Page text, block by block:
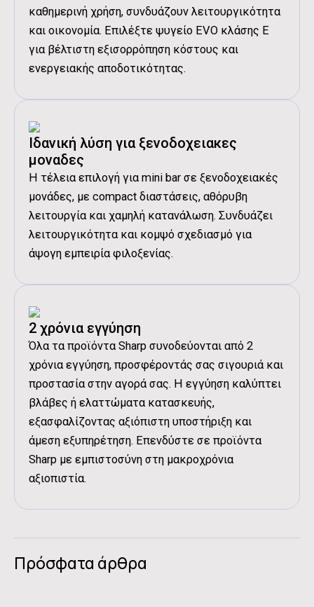
Διάβασα και αποδέχομαι τουςΌρους
Χρήσης
καθημερινή χρήση, συνδυάζουν λειτουργικότητα
και οικονομία. Επιλέξτε ψυγείο EVO κλάσης Ε
για βέλτιστη εξισορρόπηση κόστους και
ενεργειακής αποδοτικότητας.
Ιδανική λύση για ξενοδοχειακες
μοναδες
Η τέλεια επιλογή για mini bar σε ξενοδοχειακές
μονάδες, με compact διαστάσεις, αθόρυβη
λειτουργία και χαμηλή κατανάλωση. Συνδυάζει
λειτουργικότητα και κομψό σχεδιασμό για
άψογη εμπειρία φιλοξενίας.
2 χρόνια εγγύηση
Όλα τα προϊόντα Sharp συνοδεύονται από 2
χρόνια εγγύηση, προσφέροντάς σας σιγουριά και
προστασία στην αγορά σας. Η εγγύηση καλύπτει
βλάβες ή ελαττώματα κατασκευής,
εξασφαλίζοντας αξιόπιστη υποστήριξη και
άμεση εξυπηρέτηση. Επενδύστε σε προϊόντα
Sharp με εμπιστοσύνη στη μακροχρόνια
αξιοπιστία.
Πρόσφατα άρθρα